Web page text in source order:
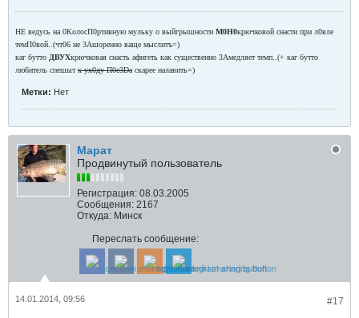
НЕ ведусь на 0КолосП0ртивную мульку о выйгрышности М0Н0крючковой снасти при л0вле
темП0вой..(чт06 не 3Ашоренно ваще мыслитъ=)
каг бутто ДВУХкрючковая снасть афигеть как существенно 3Амедляет темп..(+ каг бутто
лю6итель спешытк ух0ду П0е3Dа скарее налавить=)
Метки: Нет
Марат
Продвинутый пользователь
Регистрация: 08.03.2005
Сообщения: 2167
Откуда: Минск
Переслать сообщение:
#17
14.01.2014, 09:56